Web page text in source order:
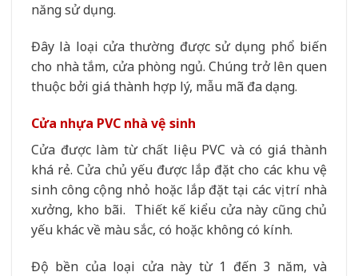
năng sử dụng.
Đây là loại cửa thường được sử dụng phổ biến
cho nhà tắm, cửa phòng ngủ. Chúng trở lên quen
thuộc bởi giá thành hợp lý, mẫu mã đa dạng.
Cửa nhựa PVC nhà vệ sinh
Cửa được làm từ chất liệu PVC và có giá thành
khá rẻ. Cửa chủ yếu được lắp đặt cho các khu vệ
sinh công cộng nhỏ hoặc lắp đặt tại các vị trí nhà
xưởng, kho bãi. Thiết kế kiểu cửa này cũng chủ
yếu khác về màu sắc, có hoặc không có kính.
Độ bền của loại cửa này từ 1 đến 3 năm, và